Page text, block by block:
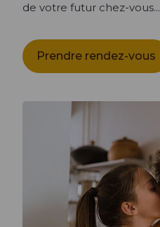
de votre futur chez-vous...
Prendre rendez-vous